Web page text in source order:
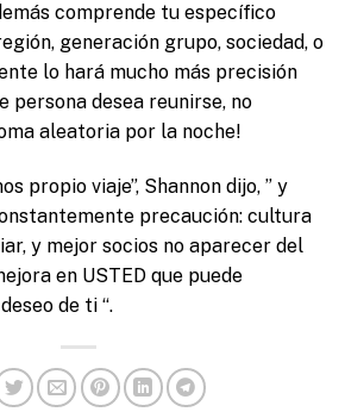
comprende tu específico
generación grupo, sociedad, o
lo hará mucho más precisión
persona desea reunirse, no
aleatoria por la noche!
propio viaje”, Shannon dijo, ” y
precaución: cultura
y mejor socios no aparecer del
en USTED que puede
de ti “.